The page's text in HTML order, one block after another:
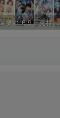
Kazumi番剧采集v1.6.9：支持自定义规则+在线观看+弹幕，跨平台下载